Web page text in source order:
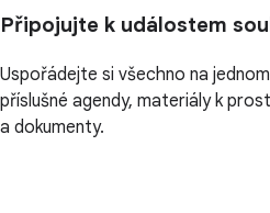
Připojujte k událostem
Uspořádejte si všechno na
příslušné agendy, materiály k
a dokumenty.